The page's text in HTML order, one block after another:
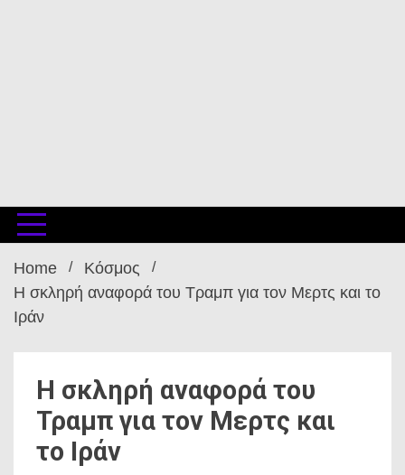
Home
Κόσμος
Η σκληρή αναφορά του Τραμπ για τον Μερτς και το
Ιράν
Η σκληρή αναφορά του
Τραμπ για τον Μερτς και
το Ιράν